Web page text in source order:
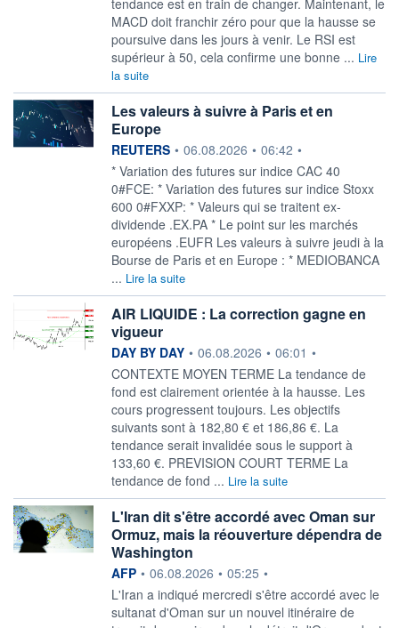
MACD doit franchir zéro pour que la hausse se
poursuive dans les jours à venir. Le RSI est
supérieur à 50, cela confirme une bonne ... Lire
la suite
Les valeurs à suivre à Paris et en
Europe
information fournie par
REUTERS • 06.08.2026 • 06:42 •
* Variation des futures sur indice CAC 40
0#FCE: * Variation des futures sur indice Stoxx
600 0#FXXP: * Valeurs qui se traitent ex-
dividende .EX.PA * Le point sur les marchés
européens .EUFR Les valeurs à suivre jeudi à la
Bourse de Paris et en Europe : * MEDIOBANCA
... Lire la suite
AIR LIQUIDE : La correction gagne en
vigueur
information fournie par
DAY BY DAY • 06.08.2026 • 06:01 •
CONTEXTE MOYEN TERME La tendance de
fond est clairement orientée à la hausse. Les
cours progressent toujours. Les objectifs
suivants sont à 182,80 € et 186,86 €. La
tendance serait invalidée sous le support à
133,60 €. PREVISION COURT TERME La
tendance de fond ... Lire la suite
L'Iran dit s'être accordé avec Oman sur
Ormuz, mais la réouverture dépendra de
Washington
information fournie par
AFP • 06.08.2026 • 05:25 •
L'Iran a indiqué mercredi s'être accordé avec le
sultanat d'Oman sur un nouvel itinéraire de